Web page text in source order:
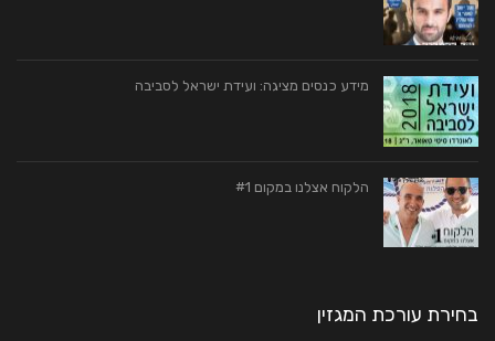
מידע כנסים מציגה: ועידת ישראל לסביבה
הלקוח אצלנו במקום #1
בחירת עורכת המגזין